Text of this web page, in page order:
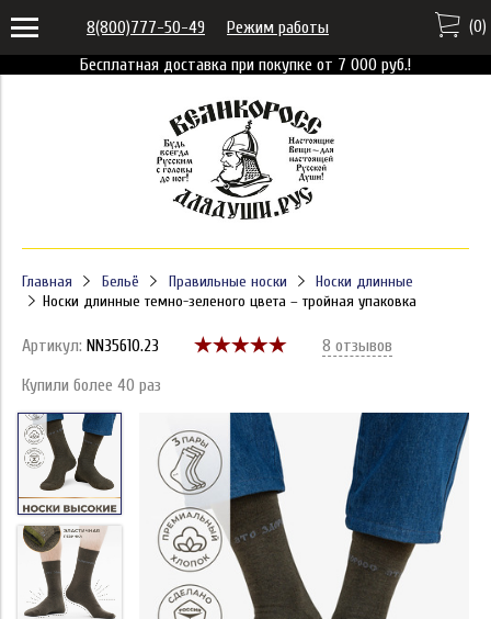
Бесплатная доставка при покупке от 7 000 руб.!
8(800)777-50-49 Режим работы (0)
Главная Бельё Правильные носки
Носки длинные
Носки длинные темно-зеленого цвета – тройная упаковка
Артикул: NN35610.23 8 отзывов
Купили более 40 раз